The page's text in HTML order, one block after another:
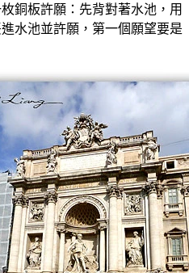
銅板許願：先背對著水池，用
水池並許願，第一個願望要是